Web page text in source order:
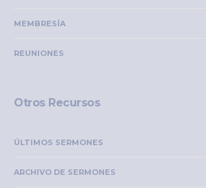
MEMBRESÍA
REUNIONES
Otros Recursos
ÚLTIMOS SERMONES
ARCHIVO DE SERMONES